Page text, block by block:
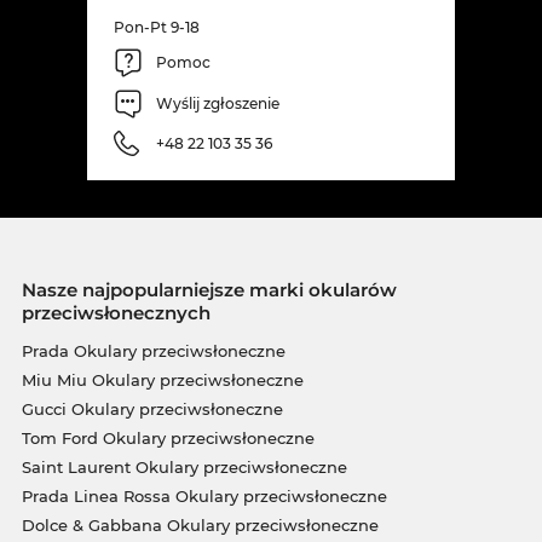
Pon-Pt 9-18
Pomoc
Wyślij zgłoszenie
+48 22 103 35 36
Nasze najpopularniejsze marki okularów
przeciwsłonecznych
Prada Okulary przeciwsłoneczne
Miu Miu Okulary przeciwsłoneczne
Gucci Okulary przeciwsłoneczne
Tom Ford Okulary przeciwsłoneczne
Saint Laurent Okulary przeciwsłoneczne
Prada Linea Rossa Okulary przeciwsłoneczne
Dolce & Gabbana Okulary przeciwsłoneczne